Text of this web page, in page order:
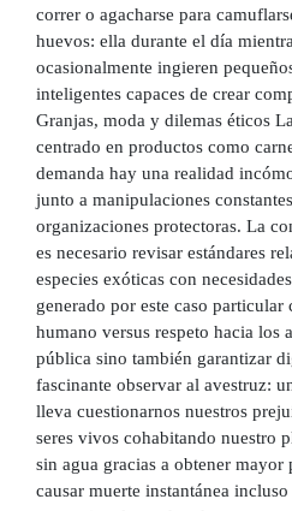
correr o agacharse para
huevos: ella durante el día
ocasionalmente ingieren
inteligentes capaces de crear
Granjas, moda y dilemas éticos
centrado en productos como
demanda hay una realidad
junto a manipulaciones
organizaciones protectoras. La
es necesario revisar estándares
especies exóticas con
generado por este caso
humano versus respeto hacia los
pública sino también garantizar
fascinante observar al avestruz:
lleva cuestionarnos nuestros
seres vivos cohabitando nuestro
sin agua gracias a obtener mayor
causar muerte instantánea